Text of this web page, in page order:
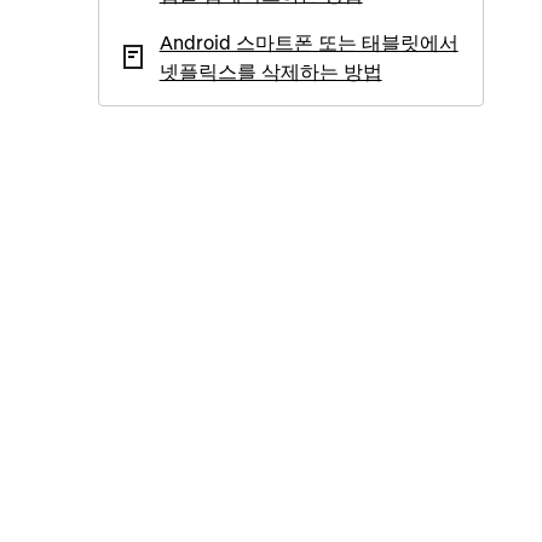
Android 스마트폰 또는 태블릿에서
넷플릭스를 삭제하는 방법